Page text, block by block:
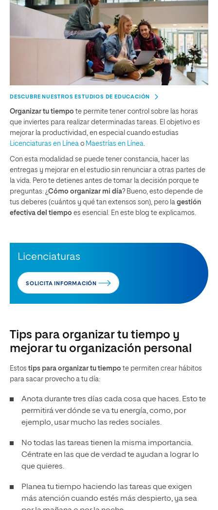
DESCUBRE NUESTROS ESTUDIOS DE EDUCACIÓN
Organizar tu tiempo te permite tener control sobre las horas
que inviertes para realizar determinadas tareas. El objetivo es
mejorar la productividad, en especial cuando estudias
Licenciaturas en Línea o Maestrías en Línea
Con esta modalidad se puede tener constancia, hacer las
entregas y mejorar en el estudio sin renunciar a otras partes de
la vida. Pero te detienes antes de tomar la decisión porque te
preguntas: ¿Cómo organizar mi día? Bueno, esto depende de
tus deberes (cuántos y qué tan extensos son), pero la gestión
efectiva del tiempo es esencial. En este blog te explicamos.
Licenciaturas
SOLICITA INFORMACIÓN
Tips para organizar tu tiempo y
mejorar tu organización personal
Estos tips para organizar tu tiempo te permiten crear hábitos
para sacar provecho a tu día:
Anota durante tres días cada cosa que haces. Esto te
permitirá ver dónde se va tu energía, como, por
ejemplo, usar mucho las redes sociales.
No todas las tareas tienen la misma importancia.
Céntrate en las que de verdad te ayudan a lograr lo
que quieres.
Planea tu tiempo haciendo las tareas que exigen
más atención cuando estés más despierto, ya sea